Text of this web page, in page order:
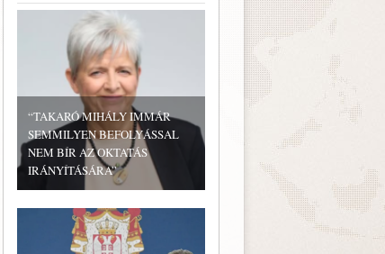
“TAKARÓ MIHÁLY IMMÁR
SEMMILYEN BEFOLYÁSSAL
NEM BÍR AZ OKTATÁS
IRÁNYÍTÁSÁRA”